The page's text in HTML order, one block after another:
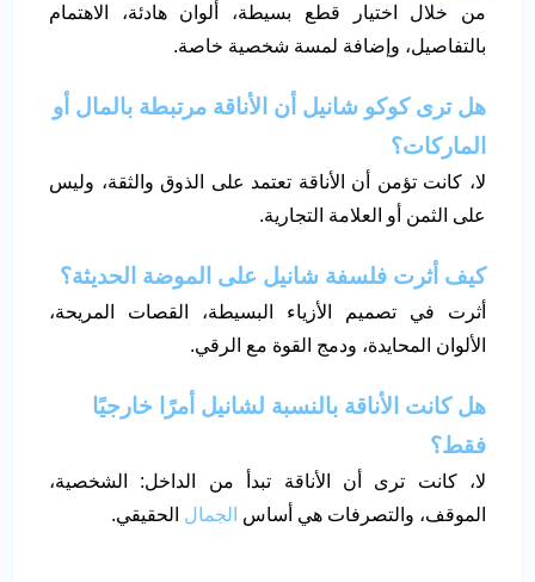
من خلال اختيار قطع بسيطة، ألوان هادئة، الاهتمام
بالتفاصيل، وإضافة لمسة شخصية خاصة.
هل ترى كوكو شانيل أن الأناقة مرتبطة بالمال أو
الماركات؟
لا، كانت تؤمن أن الأناقة تعتمد على الذوق والثقة، وليس
على الثمن أو العلامة التجارية.
كيف أثرت فلسفة شانيل على الموضة الحديثة؟
أثرت في تصميم الأزياء البسيطة، القصات المريحة،
الألوان المحايدة، ودمج القوة مع الرقي.
هل كانت الأناقة بالنسبة لشانيل أمرًا خارجيًا
فقط؟
لا، كانت ترى أن الأناقة تبدأ من الداخل: الشخصية،
الموقف، والتصرفات هي أساس الجمال الحقيقي.